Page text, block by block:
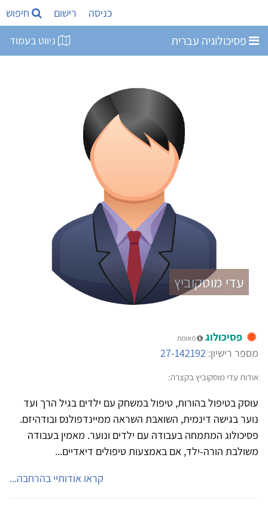
כניסה רישום חיפוש
פסיכולוגיה עברית ניווט בעמוד
עדי מוסקוביץ
פסיכולוג מאומת
מספר רישיון: 27-142192
אודות עדי מוסקוביץ בקצרה:
עוסק בטיפול בהורות, טיפול במשחק עם ילדים בגיל הרך ועד
נוער בגישה דינמית, השואבת השראה ממיינדפולנס ובודהיזם.
פסיכולוג המתמחה בעבודה עם ילדים ונוער. מאמין בעבודה
משולבת הורה-ילד, אם באמצעות טיפולים דיאדיים...
קראו אודותיי בהרחבה...